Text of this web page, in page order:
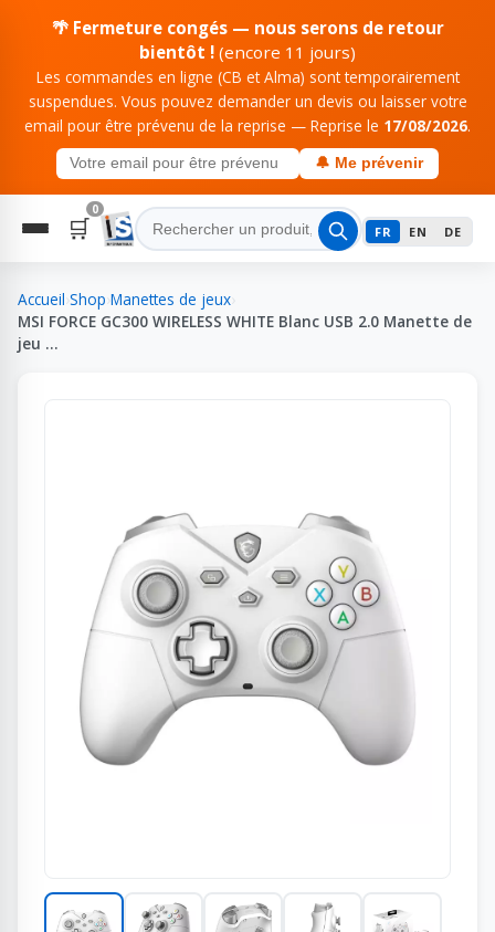
🌴 Fermeture congés — nous serons de retour
bientôt ! (encore 11 jours)
Les commandes en ligne (CB et Alma) sont temporairement
suspendues. Vous pouvez demander un devis ou laisser votre
email pour être prévenu de la reprise — Reprise le 17/08/2026.
🔔 Me prévenir
🛒
0
FR EN DE
Accueil Shop Manettes de jeux
MSI FORCE GC300 WIRELESS WHITE Blanc USB 2.0 Manette de
jeu …